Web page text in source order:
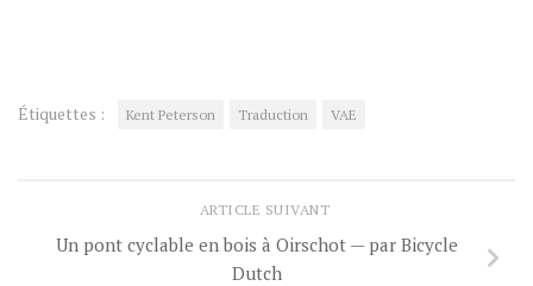
Étiquettes : Kent Peterson Traduction VAE
ARTICLE SUIVANT
Un pont cyclable en bois à Oirschot — par Bicycle
Dutch